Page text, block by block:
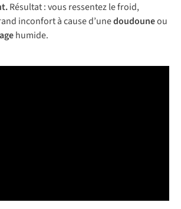
Résultat : vous ressentez le froid,
inconfort à cause d’unedoudouneou
humide.